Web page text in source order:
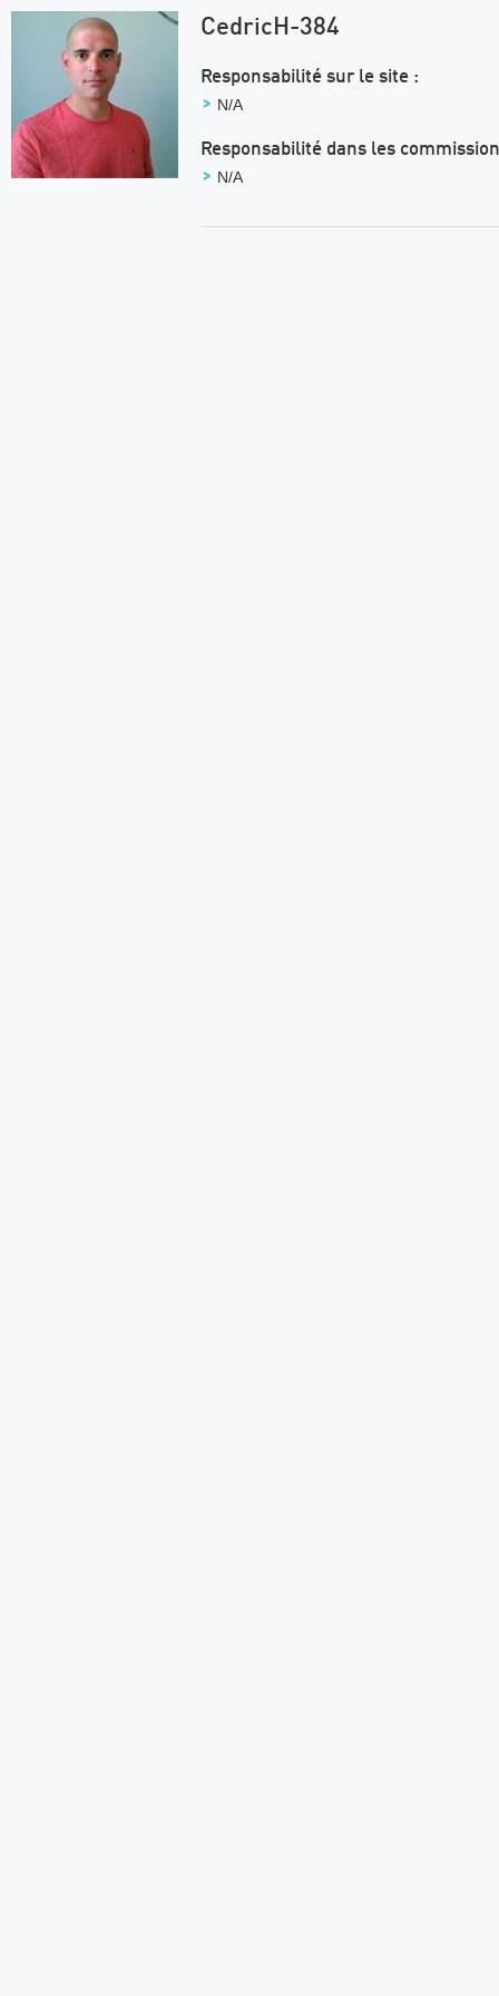
CedricH-384
Responsabilité sur le site :
N/A
Responsabilité dans les
N/A